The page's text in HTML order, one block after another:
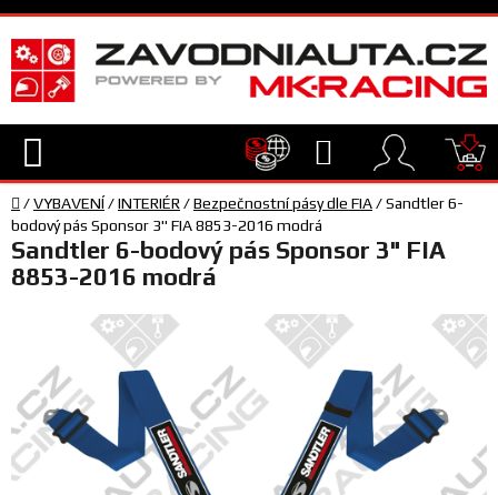
Přejít
na
obsah
Hledat
TECHNIKA
VYBAVENÍ
TÝM
A
SERVIS
Domů
/VYBAVENÍ/INTERIÉR /Bezpečnostní pásy dle FIA/Sandtler 6-
bodový pás Sponsor 3" FIA 8853-2016 modrá
Sandtler 6-bodový pás Sponsor 3" FIA
8853-2016 modrá